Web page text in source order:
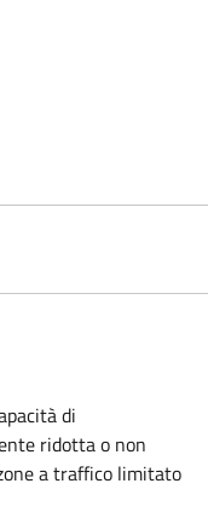
di
ridotta o non
a traffico limitato